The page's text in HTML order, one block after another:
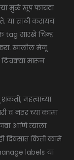
मुळे खूप फायदा
या साठी करायचं
tag सारखे चिन्ह
खालील मेनू
मारून
महत्वाच्या
व नंतर च्या कामा
आणि त्याला
दिवसात किती कामे
labels या